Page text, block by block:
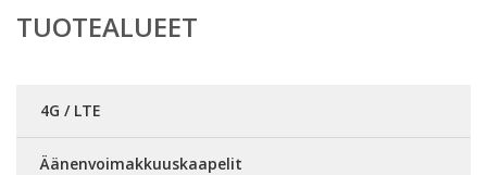
TUOTEALUEET
4G / LTE
Äänenvoimakkuuskaapelit